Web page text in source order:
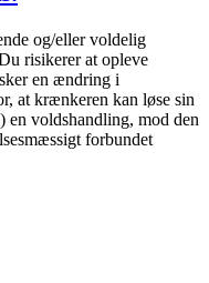
og/eller voldelig
risikerer at opleve
en ændring i
at krænkeren kan løse sin
en voldshandling, mod den
forbundet